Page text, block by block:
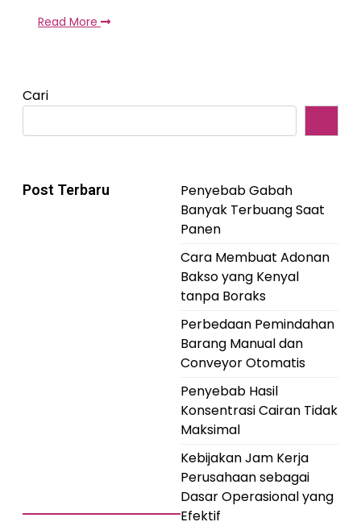
Read More
Cari
Post Terbaru
Penyebab Gabah
Banyak Terbuang Saat
Panen
Cara Membuat Adonan
Bakso yang Kenyal
tanpa Boraks
Perbedaan Pemindahan
Barang Manual dan
Conveyor Otomatis
Penyebab Hasil
Konsentrasi Cairan Tidak
Maksimal
Kebijakan Jam Kerja
Perusahaan sebagai
Dasar Operasional yang
Efektif